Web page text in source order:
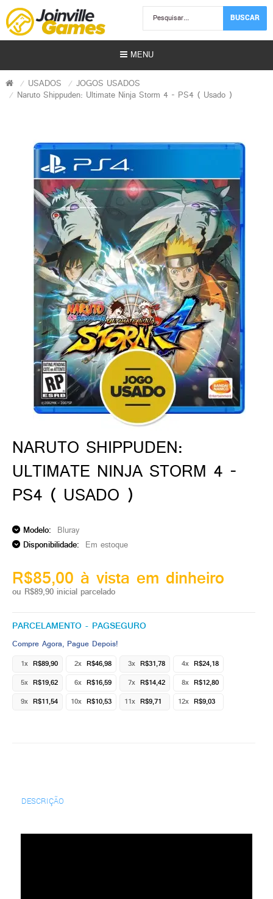
| Gift Card)
gamer)
BUSCAR
MENU
USADOS
JOGOS USADOS
Naruto Shippuden: Ultimate Ninja Storm 4 - PS4 ( Usado )
NARUTO SHIPPUDEN:
ULTIMATE NINJA STORM 4 -
PS4 ( USADO )
Modelo: Bluray
Disponibilidade: Em estoque
R$85,00 à vista em dinheiro
ou R$89,90 inicial parcelado
PARCELAMENTO - PAGSEGURO
Compre Agora, Pague Depois!
1x R$89,90 2x R$46,98 3x R$31,78 4x R$24,18
5x R$19,62 6x R$16,59 7x R$14,42 8x R$12,80
9x R$11,54 10x R$10,53 11x R$9,71 12x R$9,03
DESCRIÇÃO